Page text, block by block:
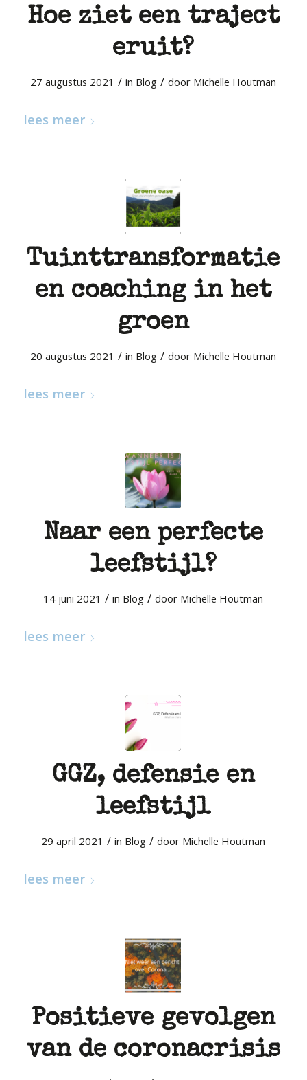
Hoe ziet een traject
eruit?
27 augustus 2021 / in Blog / door Michelle Houtman
lees meer
Tuinttransformatie
en coaching in het
groen
20 augustus 2021 / in Blog / door Michelle Houtman
lees meer
Naar een perfecte
leefstijl?
14 juni 2021 / in Blog / door Michelle Houtman
lees meer
GGZ, defensie en
leefstijl
29 april 2021 / in Blog / door Michelle Houtman
lees meer
Positieve gevolgen
van de coronacrisis